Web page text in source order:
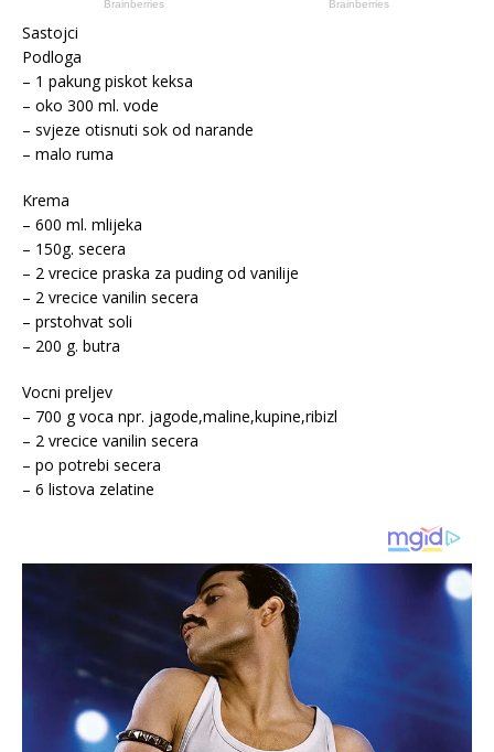
Sastojci
Podloga
– 1 pakung piskot keksa
– oko 300 ml. vode
– svjeze otisnuti sok od narande
– malo ruma
Krema
– 600 ml. mlijeka
– 150g. secera
– 2 vrecice praska za puding od vanilije
– 2 vrecice vanilin secera
– prstohvat soli
– 200 g. butra
Vocni preljev
– 700 g voca npr. jagode,maline,kupine,ribizl
– 2 vrecice vanilin secera
– po potrebi secera
– 6 listova zelatine